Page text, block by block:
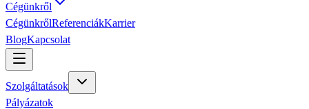
Cégünkről
CégünkrőlReferenciákKarrier
BlogKapcsolat
Szolgáltatások
Pályázatok